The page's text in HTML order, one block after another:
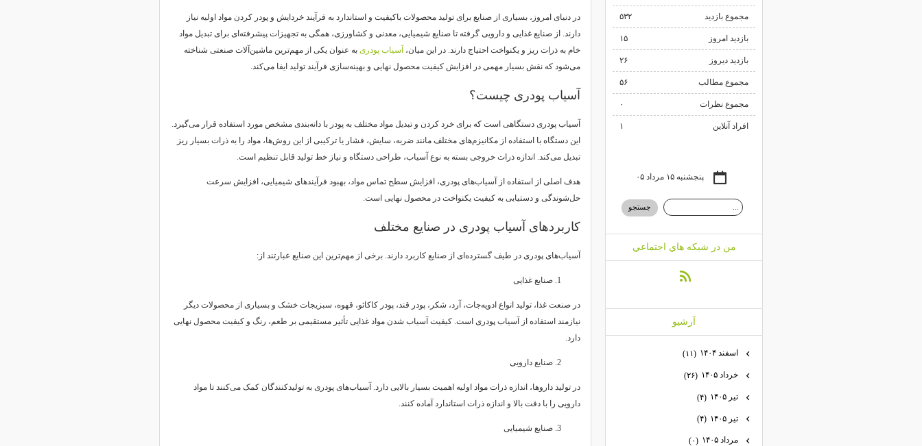
در دنیای امروز، بسیاری از صنایع برای تولید محصولات باکیفیت و استاندارد به فرآیند خردایش و پودر کردن مواد اولیه نیاز
دارند. از صنایع غذایی و دارویی گرفته تا صنایع شیمیایی، معدنی و کشاورزی، همگی به تجهیزات پیشرفته‌ای برای تبدیل مواد
خام به ذرات ریز و یکنواخت احتیاج دارند. در این میان، آسیاب پودری به عنوان یکی از مهم‌ترین ماشین‌آلات صنعتی شناخته
می‌شود که نقش بسیار مهمی در افزایش کیفیت محصول نهایی و بهینه‌سازی فرآیند تولید ایفا می‌کند.
آسیاب پودری چیست؟
آسیاب پودری دستگاهی است که برای خرد کردن و تبدیل مواد مختلف به پودر با دانه‌بندی مشخص مورد استفاده قرار می‌گیرد.
این دستگاه با استفاده از مکانیزم‌های مختلف مانند ضربه، سایش، فشار یا ترکیبی از این روش‌ها، مواد را به ذرات بسیار ریز
تبدیل می‌کند. اندازه ذرات خروجی بسته به نوع آسیاب، طراحی دستگاه و نیاز خط تولید قابل تنظیم است.
هدف اصلی از استفاده از آسیاب‌های پودری، افزایش سطح تماس مواد، بهبود فرآیندهای شیمیایی، افزایش سرعت
حل‌شوندگی و دستیابی به کیفیت یکنواخت در محصول نهایی است.
کاربردهای آسیاب پودری در صنایع مختلف
آسیاب‌های پودری در طیف گسترده‌ای از صنایع کاربرد دارند. برخی از مهم‌ترین این صنایع عبارتند از:
صنایع غذایی
در صنعت غذا، تولید انواع ادویه‌جات، آرد، شکر، پودر قند، پودر کاکائو، قهوه، سبزیجات خشک و بسیاری از محصولات دیگر
نیازمند استفاده از آسیاب پودری است. کیفیت آسیاب شدن مواد غذایی تأثیر مستقیمی بر طعم، رنگ و کیفیت محصول نهایی
دارد.
صنایع دارویی
در تولید داروها، اندازه ذرات مواد اولیه اهمیت بسیار بالایی دارد. آسیاب‌های پودری به تولیدکنندگان کمک می‌کنند تا مواد
دارویی را با دقت بالا و اندازه ذرات استاندارد آماده کنند.
صنایع شیمیایی
مجموع بازدید ۵۳۲
بازدید امروز ۱۵
بازدید دیروز ۲۶
مجموع مطالب ۵۶
مجموع نظرات ۰
افراد آنلاین ۱
پنجشنبه ۱۵ مرداد ۰۵
من در شبكه هاي اجتماعي
آرشيو
اسفند ۱۴۰۴ (۱۱)
خرداد ۱۴۰۵ (۲۶)
تیر ۱۴۰۵ (۴)
تیر ۱۴۰۵ (۴)
مرداد ۱۴۰۵ (۰)